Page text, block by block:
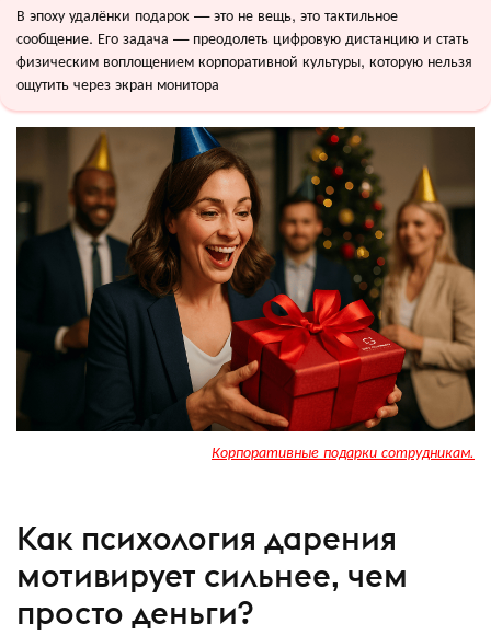
В эпоху удалёнки подарок — это не вещь, это тактильное
сообщение. Его задача — преодолеть цифровую дистанцию и стать
физическим воплощением корпоративной культуры, которую нельзя
ощутить через экран монитора
Корпоративные подарки сотрудникам.
Как психология дарения
мотивирует сильнее, чем
просто деньги?